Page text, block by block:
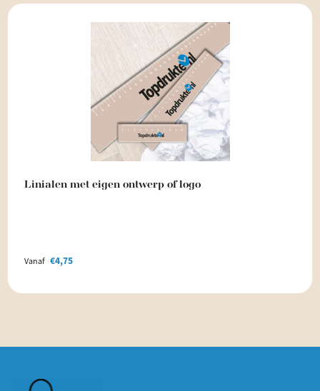
Linialen met eigen ontwerp of logo
Vanaf €4,75